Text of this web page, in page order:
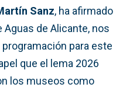
Sanz, ha afirmado
Aguas de Alicante, nos
para este
que el lema 2026
los museos como